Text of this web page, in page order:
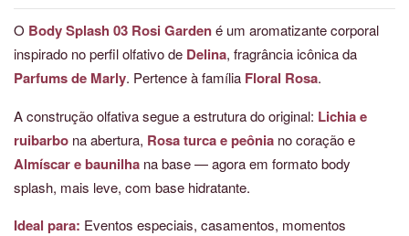
O Body Splash 03 Rosi Gardené um aromatizante corporal
inspirado no perfil olfativo de Delina, fragrância icônica da
Parfums de Marly. Pertence à família Floral Rosa.
A construção olfativa segue a estrutura do original: Lichia e
ruibarbo na abertura, Rosa turca e peônia no coração e
Almíscar e baunilha na base — agora em formato body
splash, mais leve, com base hidratante.
Ideal para: Eventos especiais, casamentos, momentos